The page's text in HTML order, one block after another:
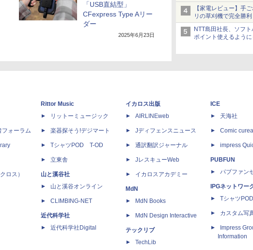
【家電レビュー】手
リの草刈機で完全勝
NTT島田社長、ソフ
ポイント使えるように
「USB直結型」
CFexpress Type Aリー
ダー
2025年6月23日
フォーラム
ロス）
Rittor Music
リットーミュージック
楽器探そう!デジマート
TシャツPOD T-OD
立東舎
山と溪谷社
山と溪谷オンライン
CLIMBING-NET
近代科学社
近代科学社Digital
イカロス出版
AIRLINEweb
Jディフェンスニュース
通訳翻訳ジャーナル
JレスキューWeb
イカロスアカデミー
MdN
MdN Books
MdN Design Interactive
テックリブ
TechLib
ICE
天海社
Comic curea
impress
PUBFUN
パブファン
IPGネットワー
Tシャツ
カスタム写
Impress
Information